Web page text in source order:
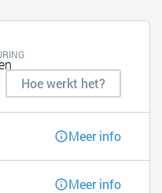
Hoe werkt het?
Meer info
Meer info